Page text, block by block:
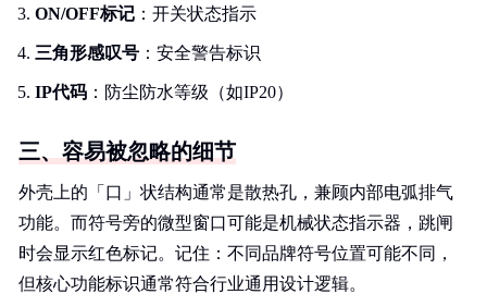
ON/OFF标记 ：开关状态指示
三角形感叹号 ：安全警告标识
IP代码 ：防尘防水等级（如IP20）
三、容易被忽略的细节
外壳上的「口」状结构通常是散热孔，兼顾内部电弧排气
功能。而符号旁的微型窗口可能是机械状态指示器，跳闸
时会显示红色标记。记住：不同品牌符号位置可能不同，
但核心功能标识通常符合行业通用设计逻辑。